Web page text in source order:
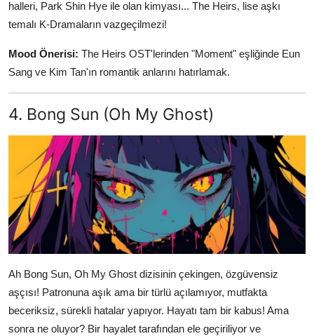
halleri, Park Shin Hye ile olan kimyası... The Heirs, lise aşkı
temalı K-Dramaların vazgeçilmezi!
Mood Önerisi: The Heirs OST'lerinden "Moment" eşliğinde Eun
Sang ve Kim Tan'ın romantik anlarını hatırlamak.
4. Bong Sun (Oh My Ghost)
Ah Bong Sun, Oh My Ghost dizisinin çekingen, özgüvensiz
aşçısı! Patronuna aşık ama bir türlü açılamıyor, mutfakta
beceriksiz, sürekli hatalar yapıyor. Hayatı tam bir kabus! Ama
sonra ne oluyor? Bir hayalet tarafından ele geçiriliyor ve